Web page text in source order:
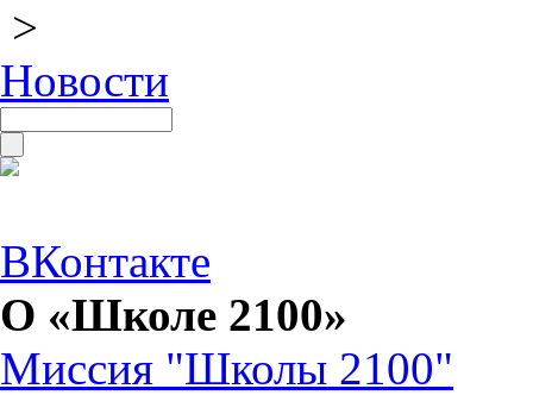
>
Новости
ВКонтакте
О «Школе 2100»
Миссия "Школы 2100"